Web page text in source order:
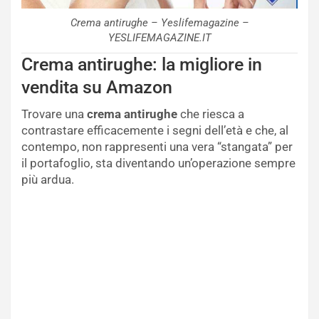
Crema antirughe – Yeslifemagazine –
YESLIFEMAGAZINE.IT
Crema antirughe: la migliore in
vendita su Amazon
Trovare una crema antirughe che riesca a
contrastare efficacemente i segni dell’età e che, al
contempo, non rappresenti una vera “stangata” per
il portafoglio, sta diventando un’operazione sempre
più ardua.